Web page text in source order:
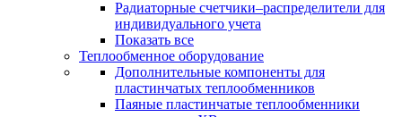
Радиаторные счетчики–распределители для
индивидуального учета
Показать все
Теплообменное оборудование
Дополнительные компоненты для
пластинчатых теплообменников
Паяные пластинчатые теплообменники